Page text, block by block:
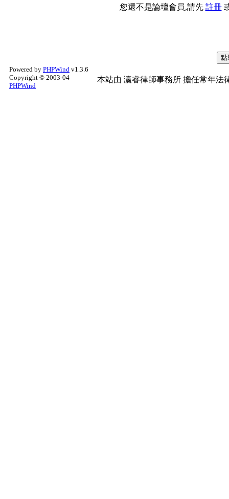
您還不是論壇會員,請先 註冊
Powered by PHPWind v1.3.6
Copyright © 2003-04
PHPWind
本站由 瀛睿律師事務所 擔任常年法